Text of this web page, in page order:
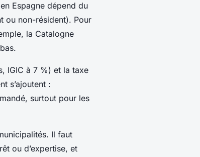
Espagne dépend du
ou non-résident). Pour
la Catalogne
IGIC à 7 %) et la taxe
s’ajoutent :
surtout pour les
Il faut
ou d’expertise, et